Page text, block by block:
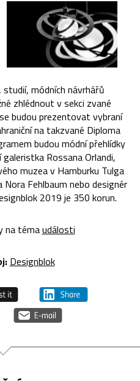
módních návrhářů
zhlédnout v sekci zvané
budou prezentovat vybraní
na takzvané Diploma
budou módní přehlídky
Rossana Orlandi,
muzea v Hamburku Tulga
Fehlbaum nebo designér
2019 je 350 korun.
na témaudálosti
Designblok